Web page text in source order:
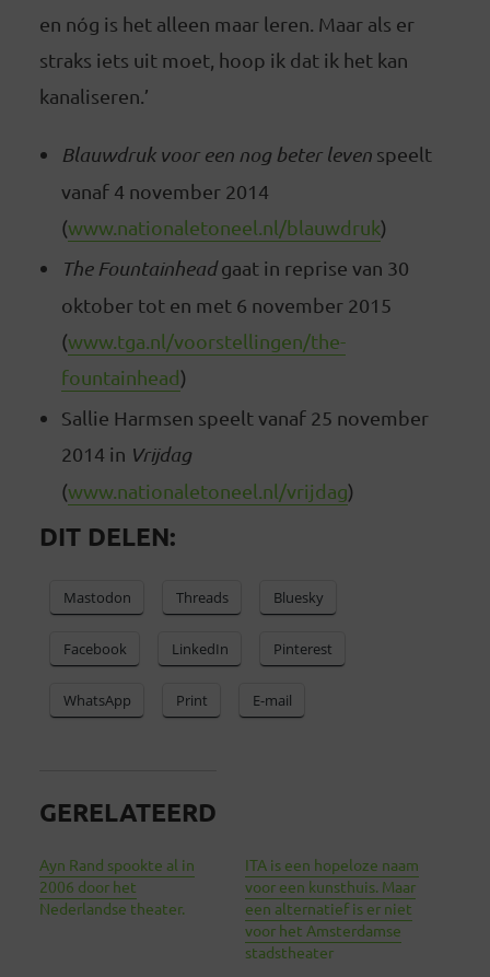
en nóg is het alleen maar leren. Maar als er
straks iets uit moet, hoop ik dat ik het kan
kanaliseren.’
Blauwdruk voor een nog beter levenspeelt
vanaf 4 november 2014
(www.nationaletoneel.nl/blauwdruk)
The Fountainheadgaat in reprise van 30
oktober tot en met 6 november 2015
(www.tga.nl/voorstellingen/the-
fountainhead)
Sallie Harmsen speelt vanaf 25 november
2014 in Vrijdag
(www.nationaletoneel.nl/vrijdag)
DIT DELEN:
Mastodon Threads Bluesky
Facebook LinkedIn Pinterest
WhatsApp Print E-mail
GERELATEERD
Ayn Rand spookte al in
2006 door het
Nederlandse theater.
ITA is een hopeloze naam
voor een kunsthuis. Maar
een alternatief is er niet
voor het Amsterdamse
stadstheater